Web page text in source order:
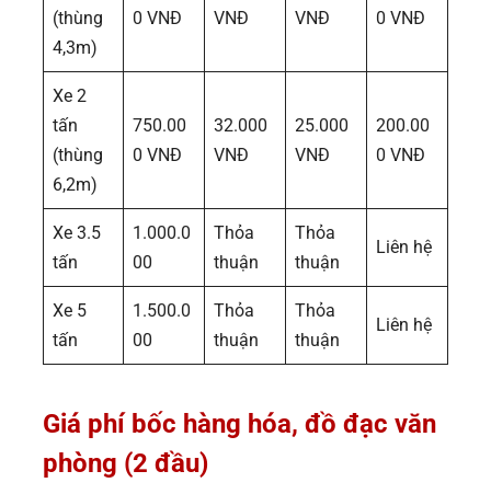
(thùng
4,3m)
0 VNĐ
VNĐ
VNĐ
0 VNĐ
Xe 2
tấn
(thùng
6,2m)
750.00
0 VNĐ
32.000
VNĐ
25.000
VNĐ
200.00
0 VNĐ
Xe 3.5
tấn
1.000.0
00
Thỏa
thuận
Thỏa
thuận
Liên hệ
Xe 5
tấn
1.500.0
00
Thỏa
thuận
Thỏa
thuận
Liên hệ
Giá phí bốc hàng hóa, đồ đạc văn
phòng (2 đầu)